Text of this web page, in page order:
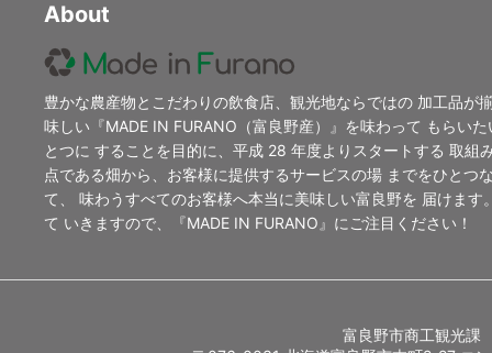
About
豊かな農産物とこだわりの飲食店、観光地ならではの 加工品が
味しい『MADE IN FURANO（富良野産）』を味わって もらい
とつに することを目的に、平成 28 年度よりスタートする 取組
点である畑から、お客様に提供するサービスの場 までをひとつ
て、 味わうすべてのお客様へ本当に美味しい富良野を 届けま
て いきますので、『MADE IN FURANO』にご注目ください！
富良野市商工観光課